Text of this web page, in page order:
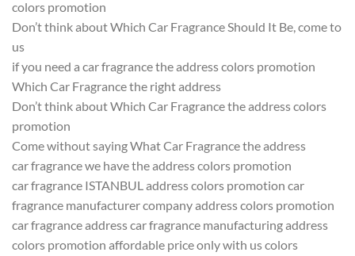
colors promotion
Don’t think about Which Car Fragrance Should It Be, come to
us
if you need a car fragrance the address colors promotion
Which Car Fragrance the right address
Don’t think about Which Car Fragrance the address colors
promotion
Come without saying What Car Fragrance the address
car fragrance we have the address colors promotion
car fragrance ISTANBUL address colors promotion car
fragrance manufacturer company address colors promotion
car fragrance address car fragrance manufacturing address
colors promotion affordable price only with us colors